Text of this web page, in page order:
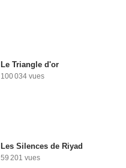
Le Triangle d'or
100 034 vues
Les Silences de Riyad
59 201 vues